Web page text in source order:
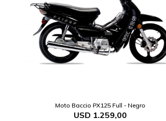
Moto Baccio PX125 Full - Negro
USD 1.259,00